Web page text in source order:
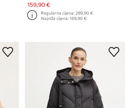
159,90 €
Regularna cijena:289,90 €
Najniža cijena:169,90 €